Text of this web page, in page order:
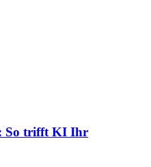
So trifft KI Ihr